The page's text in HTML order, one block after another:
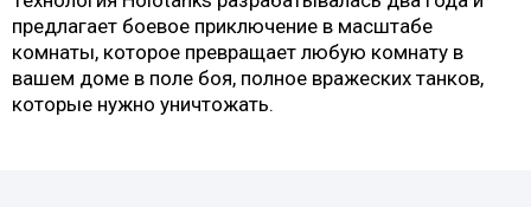
предлагает боевое приключение в масштабе
комнаты, которое превращает любую комнату в
вашем доме в поле боя, полное вражеских танков,
которые нужно уничтожать.